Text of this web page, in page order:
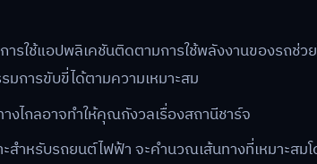
ารใช้แอปพลิเคชันติดตามการใช้พลังงานของรถช่
การขับขี่ได้ตามความเหมาะสม
งไกลอาจทำให้คุณกังวลเรื่องสถานีชาร์จ
ะสำหรับรถยนต์ไฟฟ้า จะคำนวณเส้นทางที่เหมาะส